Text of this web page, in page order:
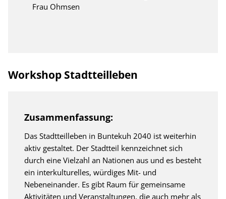
Frau Ohmsen
Workshop Stadtteilleben
Zusammenfassung:
Das Stadtteilleben in Buntekuh 2040 ist weiterhin
aktiv gestaltet. Der Stadtteil kennzeichnet sich
durch eine Vielzahl an Nationen aus und es besteht
ein interkulturelles, würdiges Mit- und
Nebeneinander. Es gibt Raum für gemeinsame
Aktivitäten und Veranstaltungen, die auch mehr als